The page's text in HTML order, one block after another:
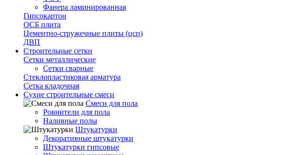
Фанера ламинированная
Гипсокартон
ОСБ плита
Цементно-стружечные плиты (цсп)
ДВП
Строительные сетки
Сетки металлические
Сетки сварные
Стеклопластиковая арматура
Сетка кладочная
Сухие строительные смеси
Смеси для пола
Ровнители для пола
Наливные полы
Штукатурки
Декоративные штукатурки
Штукатурки гипсовые